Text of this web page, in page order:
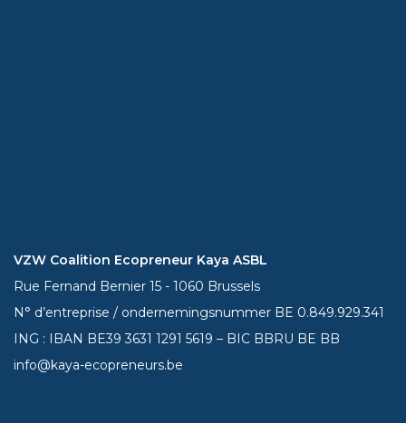
VZW Coalition Ecopreneur Kaya ASBL
Rue Fernand Bernier 15 - 1060 Brussels
N° d’entreprise / ondernemingsnummer BE 0.849.929.341
ING : IBAN BE393631 1291 5619 – BIC BBRU BE BB
info@kaya-ecopreneurs.be